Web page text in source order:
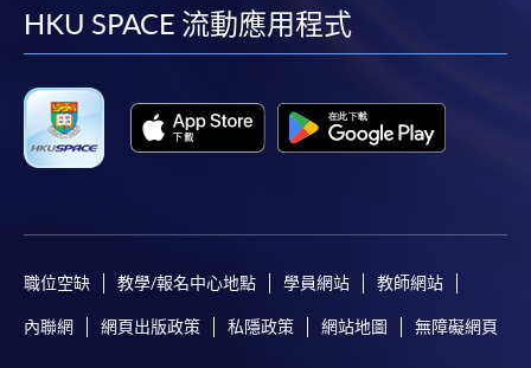
facebook
youtube
linkedin
HKU SPACE 流動應用程式
職位空缺 教學/報名中心地點 學員網站 教師網站
內聯網 網頁出版政策 私隱政策 網站地圖 無障礙網頁